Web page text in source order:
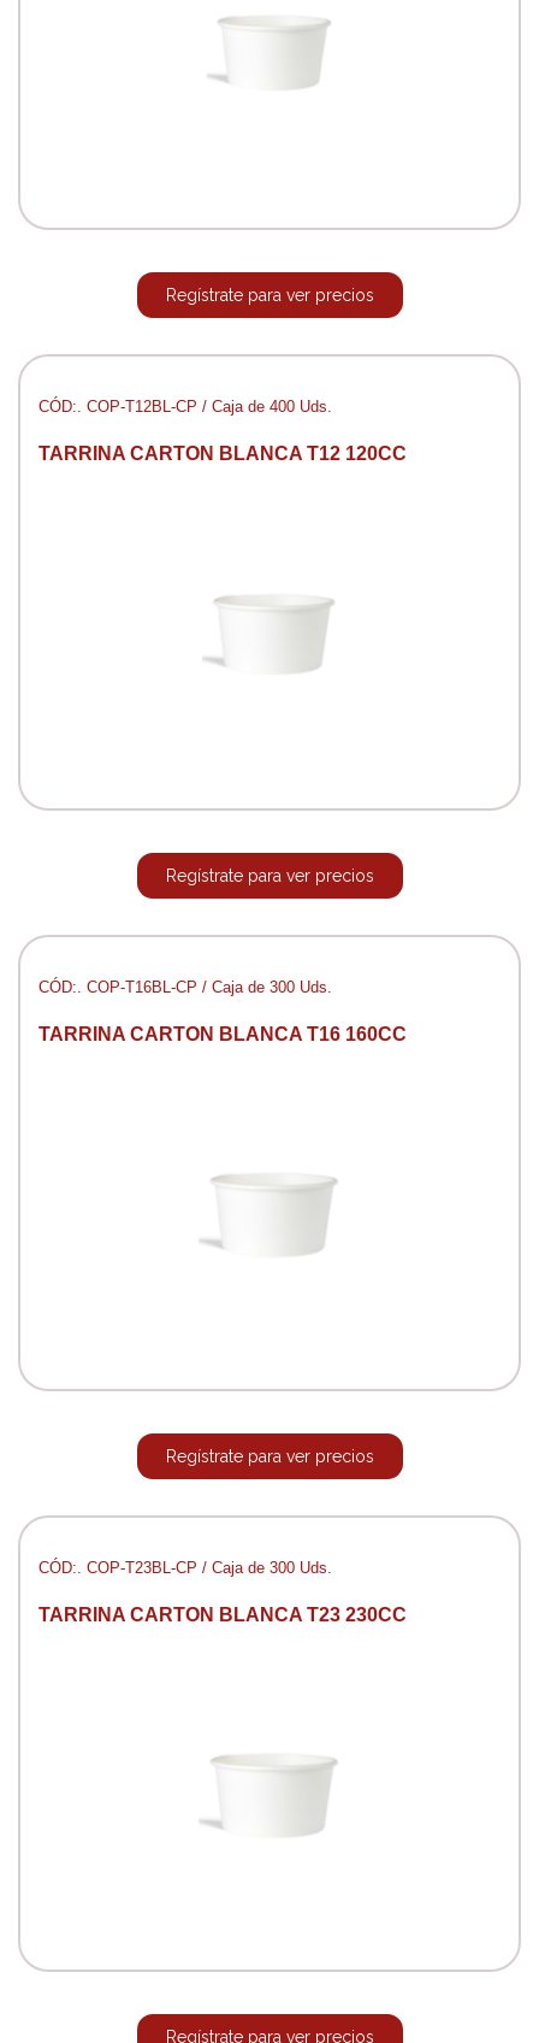
Regístrate para ver precios
CÓD:. COP-T12BL-CP / Caja de 400 Uds.
TARRINA CARTON BLANCA T12 120CC
Regístrate para ver precios
CÓD:. COP-T16BL-CP / Caja de 300 Uds.
TARRINA CARTON BLANCA T16 160CC
Regístrate para ver precios
CÓD:. COP-T23BL-CP / Caja de 300 Uds.
TARRINA CARTON BLANCA T23 230CC
Regístrate para ver precios